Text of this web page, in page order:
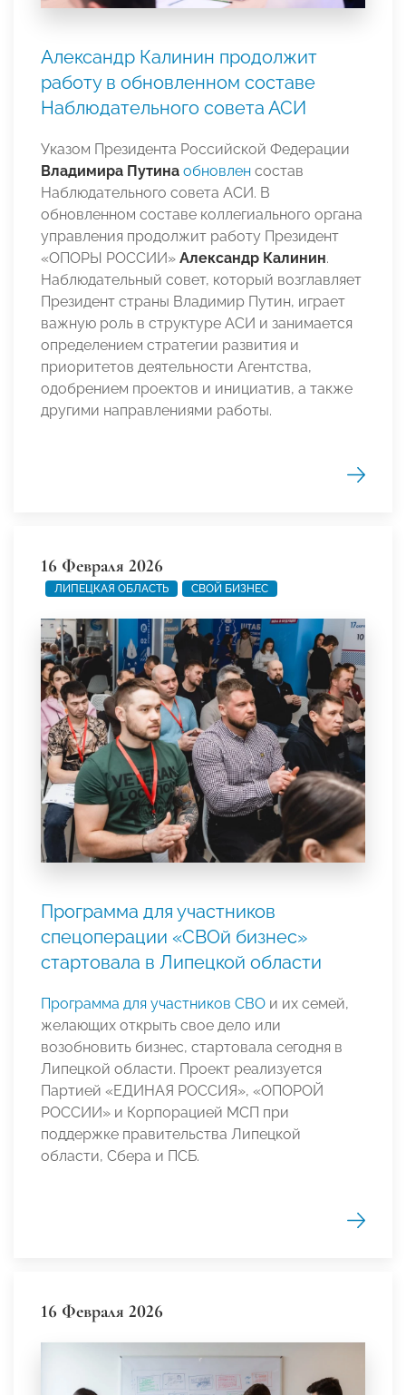
Александр Калинин продолжит
работу в обновленном составе
Наблюдательного совета АСИ
Указом Президента Российской Федерации
Владимира Путина обновлен состав
Наблюдательного совета АСИ. В
обновленном составе коллегиального органа
управления продолжит работу Президент
«ОПОРЫ РОССИИ» Александр Калинин.
Наблюдательный совет, который возглавляет
Президент страны Владимир Путин, играет
важную роль в структуре АСИ и занимается
определением стратегии развития и
приоритетов деятельности Агентства,
одобрением проектов и инициатив, а также
другими направлениями работы.
16 Февраля 2026
ЛИПЕЦКАЯ ОБЛАСТЬ СВОЙ БИЗНЕС
Программа для участников
спецоперации «СВОй бизнес»
стартовала в Липецкой области
Программа для участников СВО и их семей,
желающих открыть свое дело или
возобновить бизнес, стартовала сегодня в
Липецкой области. Проект реализуется
Партией «ЕДИНАЯ РОССИЯ», «ОПОРОЙ
РОССИИ» и Корпорацией МСП при
поддержке правительства Липецкой
области, Сбера и ПСБ.
16 Февраля 2026